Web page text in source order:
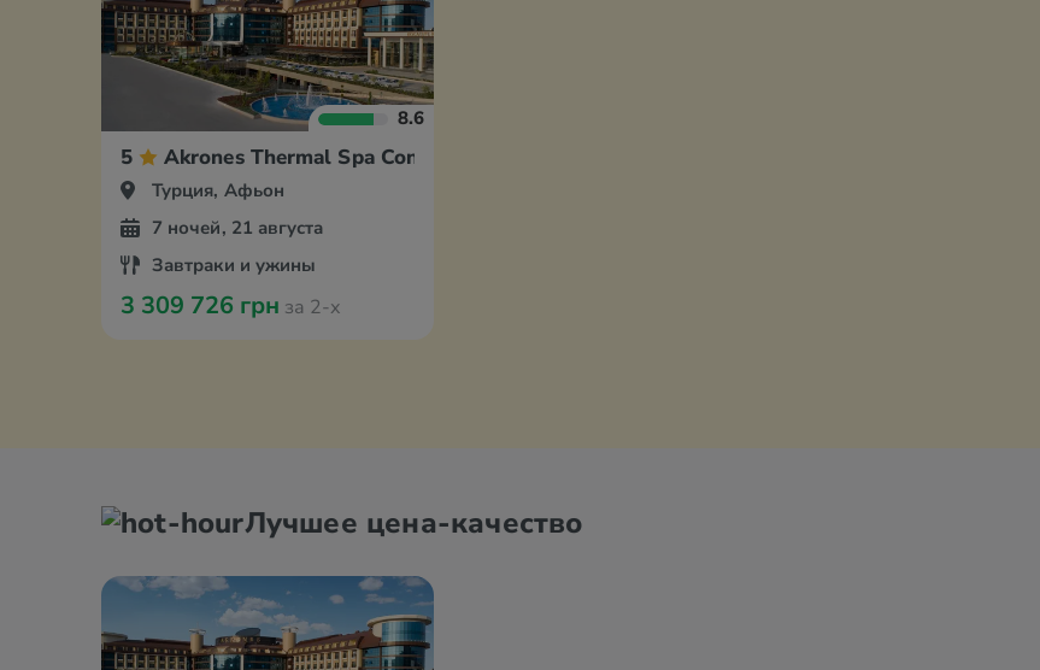
8.6
5 Akrones Thermal Spa Convention Sport Hotel
Турция, Афьон
7 ночей, 21 августа
Завтраки и ужины
3 309 726 грн за 2-х
Лучшее цена-качество